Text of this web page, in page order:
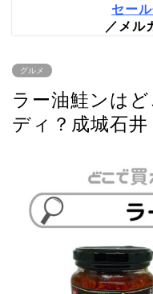
セー
／メル
グルメ
ラー油鮭ンは
ディ？成城石